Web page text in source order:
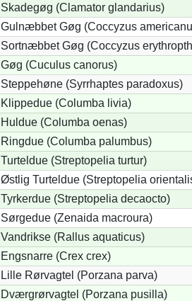
Skadegøg (Clamator glandarius)
Gulnæbbet Gøg (Coccyzus
Sortnæbbet Gøg (Coccyzus
Gøg (Cuculus canorus)
Steppehøne (Syrrhaptes paradoxus)
Klippedue (Columba livia)
Huldue (Columba oenas)
Ringdue (Columba palumbus)
Turteldue (Streptopelia turtur)
Østlig Turteldue (Streptopelia
Tyrkerdue (Streptopelia decaocto)
Sørgedue (Zenaida macroura)
Vandrikse (Rallus aquaticus)
Engsnarre (Crex crex)
Lille Rørvagtel (Porzana parva)
Dværgrørvagtel (Porzana pusilla)